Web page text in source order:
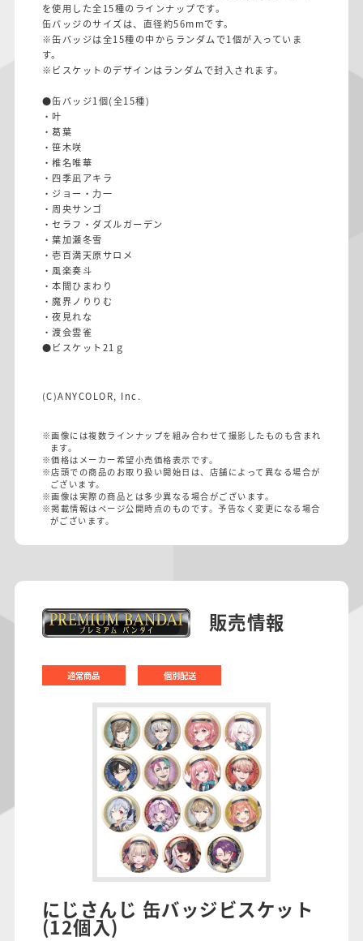
を使用した全15種のラインナップです。
缶バッジのサイズは、直径約56mmです。
※缶バッジは全15種の中からランダムで1個が入っていま
す。
※ビスケットのデザインはランダムで封入されます。
●缶バッジ1個(全15種)
・叶
・葛葉
・笹木咲
・椎名唯華
・四季凪アキラ
・ジョー・力一
・周央サンゴ
・セラフ・ダズルガーデン
・葉加瀬冬雪
・壱百満天原サロメ
・風楽奏斗
・本間ひまわり
・魔界ノりりむ
・夜見れな
・渡会雲雀
●ビスケット21ｇ
(C)ANYCOLOR, Inc.
※画像には複数ラインナップを組み合わせて撮影したものも含まれ
ます。
※価格はメーカー希望小売価格表示です。
※店頭での商品のお取り扱い開始日は、店舗によって異なる場合が
ございます。
※画像は実際の商品とは多少異なる場合がございます。
※掲載情報はページ公開時点のものです。予告なく変更になる場合
がございます。
販売情報
通常商品 個別配送
にじさんじ 缶バッジビスケット
(12個入)